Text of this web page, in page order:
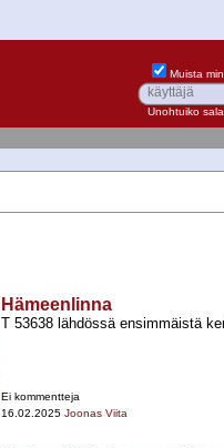
Muista
Unohtuiko
Hämeenlinna
T 53638 lähdössä ensimmäistä
Ei kommentteja
16.02.2025 Joonas Viita